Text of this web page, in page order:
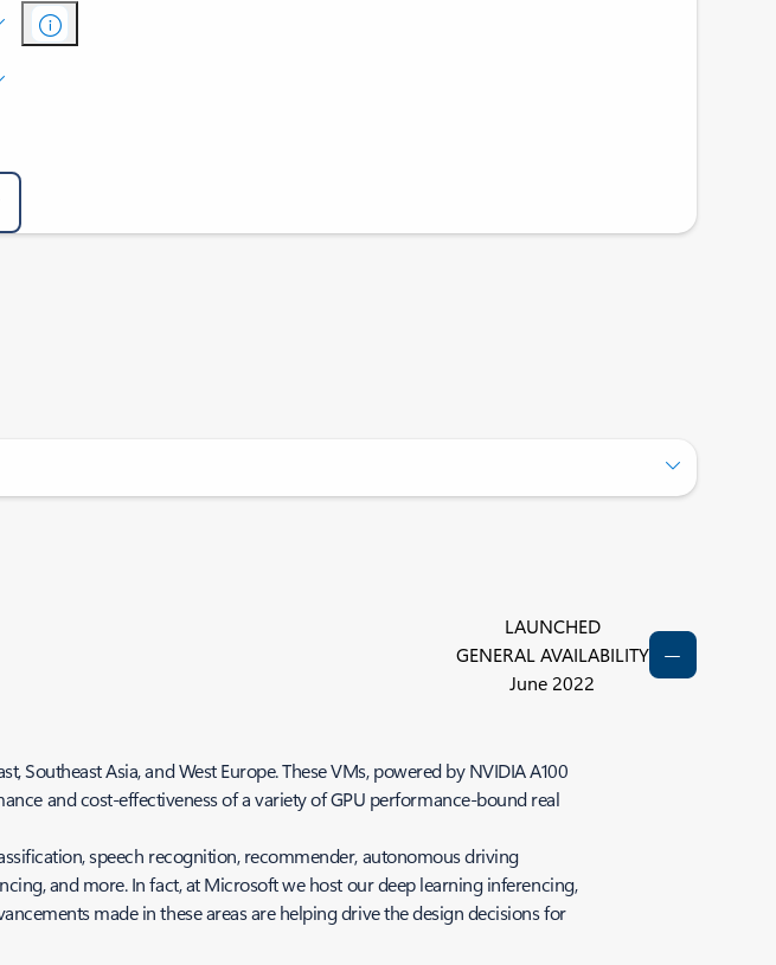
LAUNCHED
GENERAL AVAILABILITY
June 2022
Southeast Asia, and West Europe. These VMs, powered by NVIDIA A100
and cost-effectiveness of a variety of GPU performance-bound real
speech recognition, recommender, autonomous driving
and more. In fact, at Microsoft we host our deep learning inferencing,
made in these areas are helping drive the design decisions for